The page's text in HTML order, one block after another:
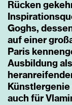
Rücken
Goghs,
auf einer
Paris
Ausbildung
auch für